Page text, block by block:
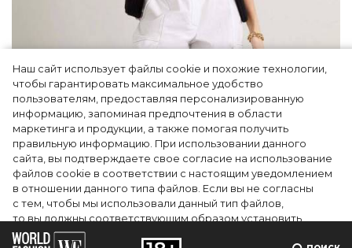
Наш сайт использует файлы cookie и похожие технологии,
чтобы гарантировать максимальное удобство
пользователям, предоставляя персонализированную
информацию, запоминая предпочтения в области
маркетинга и продукции, а также помогая получить
правильную информацию. При использовании данного
сайта, вы подтверждаете свое согласие на использование
файлов cookie в соответствии с настоящим уведомлением
в отношении данного типа файлов. Если вы не согласны
с тем, чтобы мы использовали данный тип файлов,
то вы должны соответствующим образом установить
настройки вашего браузера или не использовать сайт wfc.tv
5 фасонов брюк, которые повсюду этим
летом